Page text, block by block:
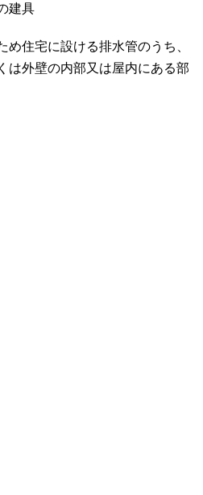
建具
住宅に設ける排水管のうち、
は外壁の内部又は屋内にある部